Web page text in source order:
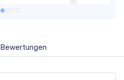
Bewertungen